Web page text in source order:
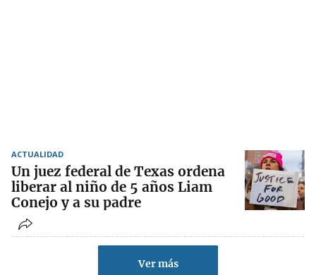
ACTUALIDAD
Un juez federal de Texas ordena
liberar al niño de 5 años Liam
Conejo y a su padre
Ver más